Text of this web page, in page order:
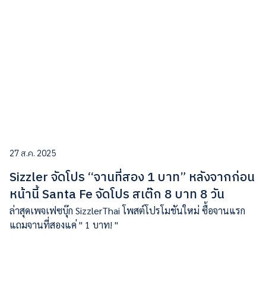
27 ส.ค. 2025
Sizzler จัดโปร “จานที่สอง 1 บาท” หลังจากก่อน
หน้านี้ Santa Fe จัดโปร สเต๊ก 8 บาท 8 วัน
ล่าสุดเพจเฟซบุ๊ก SizzlerThai โพสต์โปรโมชันใหม่ ซื้อจานแรก
แถมจานที่สองแค่ " 1 บาท! "